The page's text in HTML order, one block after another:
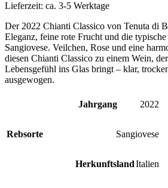
Lieferzeit: ca. 3-5 Werktage
Der 2022 Chianti Classico von Tenuta di
Eleganz, feine rote Frucht und die typische
Sangiovese. Veilchen, Rose und eine
diesen Chianti Classico zu einem Wein,
Lebensgefühl ins Glas bringt – klar,
ausgewogen.
Jahrgang 2022
Rebsorte Sangiovese
HerkunftslandItalien